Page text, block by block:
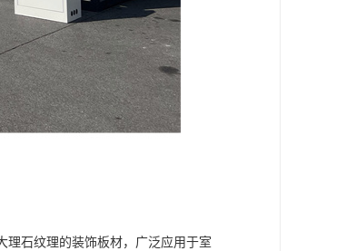
理石纹理的装饰板材，广泛应用于室